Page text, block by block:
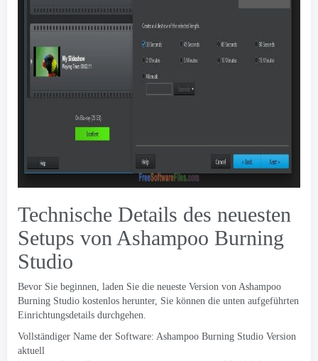
Technische Details des neuesten
Setups von Ashampoo Burning
Studio
Bevor Sie beginnen, laden Sie die neueste Version von Ashampoo
Burning Studio kostenlos herunter, Sie können die unten aufgeführten
Einrichtungsdetails durchgehen.
Vollständiger Name der Software: Ashampoo Burning Studio Version
aktuell